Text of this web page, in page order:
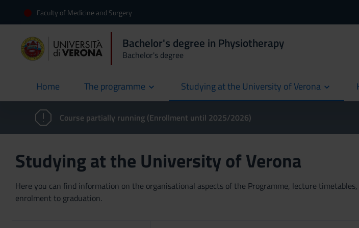
Faculty of Medicine and Surgery
Bachelor's degree in Physiotherapy
Bachelor's degree
Home
current The programme Studying at the University of Verona
Course partially running (Enrollment until 2025/2026)
Studying at the University of Verona
Here you can find information on the organisational aspects of the Programme, lecture
enrolment to graduation.